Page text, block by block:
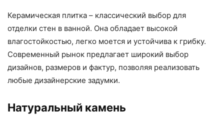
Керамическая плитка – классический выбор для
отделки стен в ванной. Она обладает высокой
влагостойкостью, легко моется и устойчива к грибку.
Современный рынок предлагает широкий выбор
дизайнов, размеров и фактур, позволяя реализовать
любые дизайнерские задумки.
Натуральный камень